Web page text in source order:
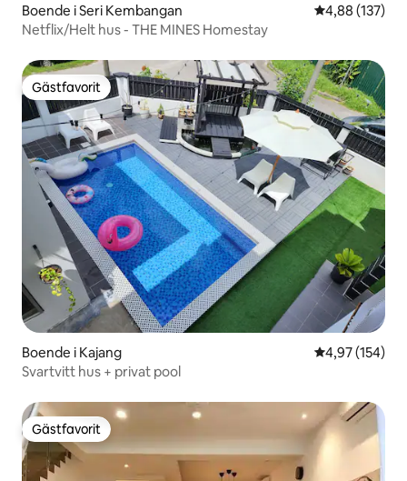
Boende i Seri Kembangan 4,88 av 5 i
4,88 (137)
Netflix/Helt hus - THE MINES Homestay
Gästfavorit
Gästfavorit
Boende i Kajang 4,97 av 5 i
4,97 (154)
Svartvitt hus + privat pool
Gästfavorit
Gästfavorit